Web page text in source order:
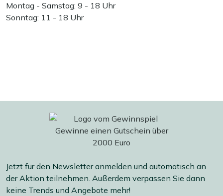
Montag - Samstag: 9 - 18 Uhr
Sonntag: 11 - 18 Uhr
Jetzt für den Newsletter anmelden und automatisch an
der Aktion teilnehmen. Außerdem verpassen Sie dann
keine Trends und Angebote mehr!